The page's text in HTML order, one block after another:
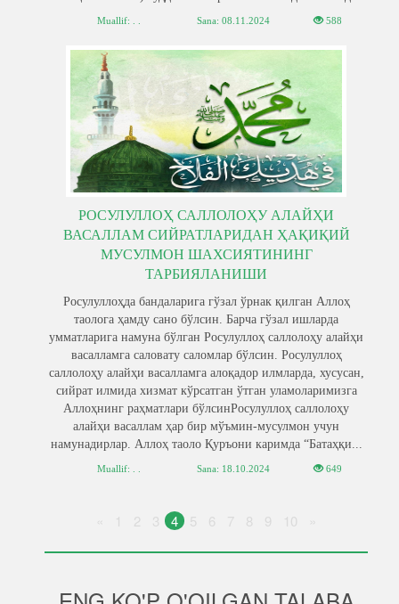
Muallif: . . Sana: 08.11.2024 588
РОСУЛУЛЛОҲ САЛЛОЛОҲУ АЛАЙҲИ
ВАСАЛЛАМ СИЙРАТЛАРИДАН ҲАҚИҚИЙ
МУСУЛМОН ШАХСИЯТИНИНГ
ТАРБИЯЛАНИШИ
Росулуллоҳда бандаларига гўзал ўрнак қилган Аллоҳ
таолога ҳамду сано бўлсин. Барча гўзал ишларда
умматларига намуна бўлган Росулуллоҳ саллолоҳу алайҳи
васалламга саловату саломлар бўлсин. Росулуллоҳ
саллолоҳу алайҳи васалламга алоқадор илмларда, хусусан,
сийрат илмида хизмат кўрсатган ўтган уламоларимизга
Аллоҳнинг раҳматлари бўлсинРосулуллоҳ саллолоҳу
алайҳи васаллам ҳар бир мўъмин-мусулмон учун
намунадирлар. Аллоҳ таоло Қуръони каримда “Батаҳқи...
Muallif: . . Sana: 18.10.2024 649
1 2 3 4 5 6 7 8 9 10